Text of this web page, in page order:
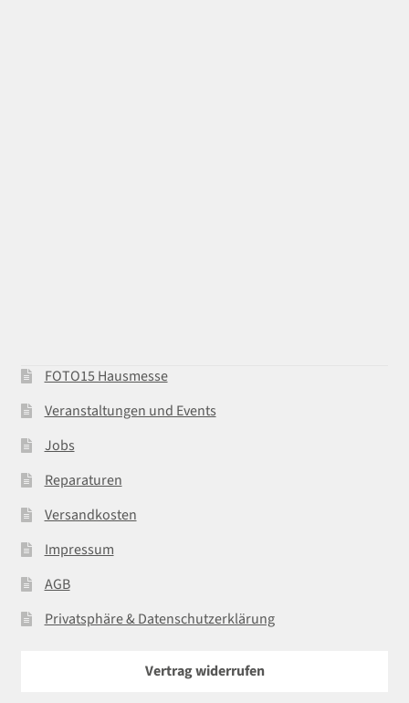
FOTO15 Hausmesse
Veranstaltungen und Events
Jobs
Reparaturen
Versandkosten
Impressum
AGB
Privatsphäre & Datenschutzerklärung
Vertrag widerrufen